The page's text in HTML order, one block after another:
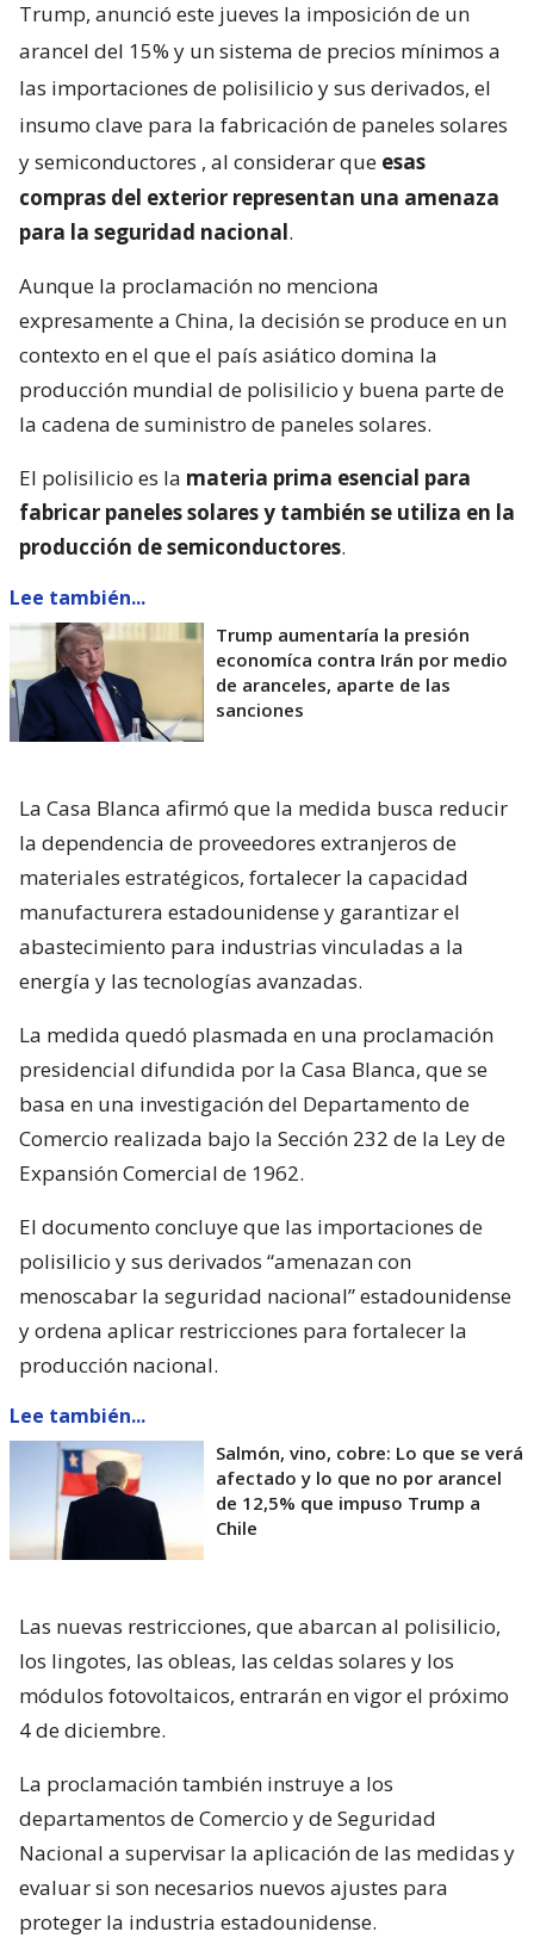
Trump, anunció este jueves la imposición de un
arancel del 15% y un sistema de precios mínimos a
las importaciones de polisilicio y sus derivados, el
insumo clave para la fabricación de paneles solares
y semiconductores , al considerar que esas
compras del exterior representan una amenaza
para la seguridad nacional.
Aunque la proclamación no menciona
expresamente a China, la decisión se produce en un
contexto en el que el país asiático domina la
producción mundial de polisilicio y buena parte de
la cadena de suministro de paneles solares.
El polisilicio es la materia prima esencial para
fabricar paneles solares y también se utiliza en la
producción de semiconductores.
Lee también...
Trump aumentaría la presión
economíca contra Irán por medio
de aranceles, aparte de las
sanciones
La Casa Blanca afirmó que la medida busca reducir
la dependencia de proveedores extranjeros de
materiales estratégicos, fortalecer la capacidad
manufacturera estadounidense y garantizar el
abastecimiento para industrias vinculadas a la
energía y las tecnologías avanzadas.
La medida quedó plasmada en una proclamación
presidencial difundida por la Casa Blanca, que se
basa en una investigación del Departamento de
Comercio realizada bajo la Sección 232 de la Ley de
Expansión Comercial de 1962.
El documento concluye que las importaciones de
polisilicio y sus derivados “amenazan con
menoscabar la seguridad nacional” estadounidense
y ordena aplicar restricciones para fortalecer la
producción nacional.
Lee también...
Salmón, vino, cobre: Lo que se verá
afectado y lo que no por arancel
de 12,5% que impuso Trump a
Chile
Las nuevas restricciones, que abarcan al polisilicio,
los lingotes, las obleas, las celdas solares y los
módulos fotovoltaicos, entrarán en vigor el próximo
4 de diciembre.
La proclamación también instruye a los
departamentos de Comercio y de Seguridad
Nacional a supervisar la aplicación de las medidas y
evaluar si son necesarios nuevos ajustes para
proteger la industria estadounidense.